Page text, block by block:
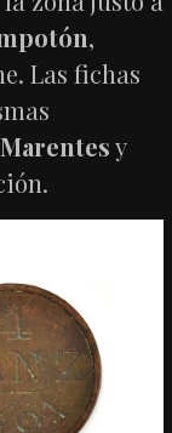
,
Las fichas
y